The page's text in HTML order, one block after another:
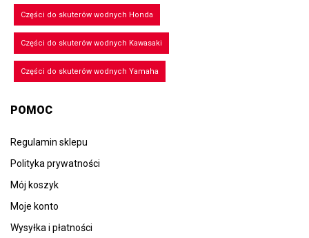
Części do skuterów wodnych Honda
Części do skuterów wodnych Kawasaki
Części do skuterów wodnych Yamaha
POMOC
Regulamin sklepu
Polityka prywatności
Mój koszyk
Moje konto
Wysyłka i płatności